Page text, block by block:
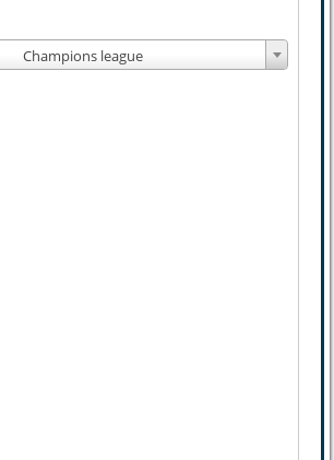
Champions league